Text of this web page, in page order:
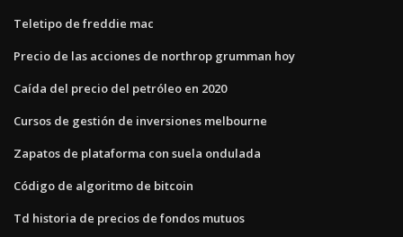
Teletipo de freddie mac
Precio de las acciones de northrop grumman hoy
Caída del precio del petróleo en 2020
Cursos de gestión de inversiones melbourne
Zapatos de plataforma con suela ondulada
Código de algoritmo de bitcoin
Td historia de precios de fondos mutuos